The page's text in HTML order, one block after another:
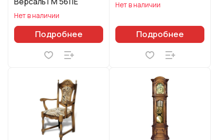
Нет в наличии
Подробнее
Нет в наличии
Подробнее